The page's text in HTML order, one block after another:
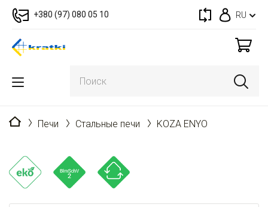
+380 (97) 080 05 10 RU
Главная
Печи Стальные печи KOZA ENYO